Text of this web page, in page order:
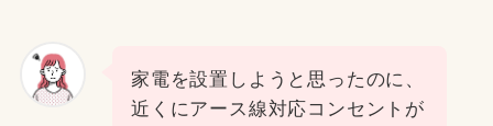
家電を設置しようと思ったのに、
近くにアース線対応コンセントが